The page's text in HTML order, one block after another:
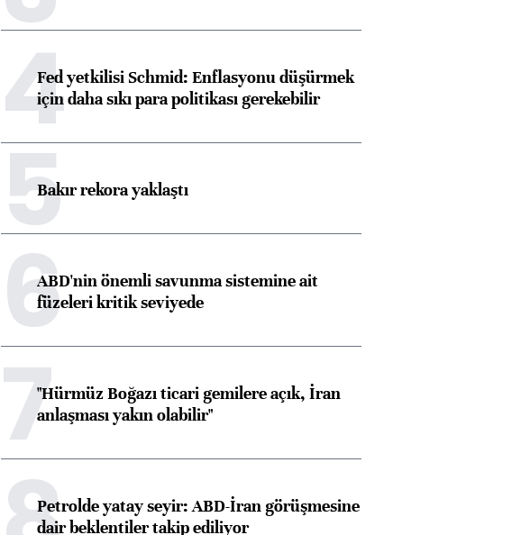
4Fed yetkilisi Schmid: Enflasyonu düşürmek
için daha sıkı para politikası gerekebilir
5Bakır rekora yaklaştı
6ABD'nin önemli savunma sistemine ait
füzeleri kritik seviyede
7"Hürmüz Boğazı ticari gemilere açık, İran
anlaşması yakın olabilir"
Petrolde yatay seyir: ABD-İran görüşmesine
dair beklentiler takip ediliyor